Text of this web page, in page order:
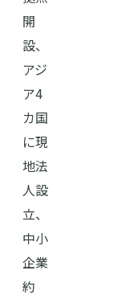
開
設、
アジ
ア4
カ国
に現
地法
人設
立、
中小
企業
約